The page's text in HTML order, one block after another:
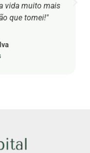
de novo. Sou
por tudo."
Oliveira